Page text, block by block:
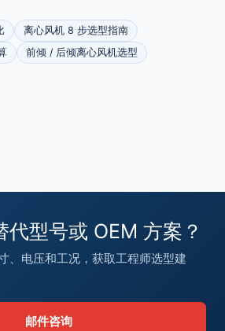
离心风机 8 步选型指南
前倾 / 后倾离心风机选型
代型号或 OEM 方案？
、电压和工况，获取工程师选型建
邮件咨询